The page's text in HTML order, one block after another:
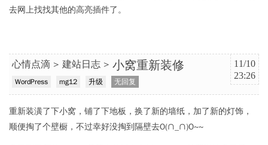
去网上找找其他的高亮插件了。
11/10
23:26
心情点滴 建站日志 小窝重新装修
WordPress mg12 升级 无回复
重新装潢了下小窝，铺了下地板，换了新的墙纸，加了新的灯饰，
顺便掏了个壁橱，不过幸好没掏到隔壁去O(∩_∩)O~~